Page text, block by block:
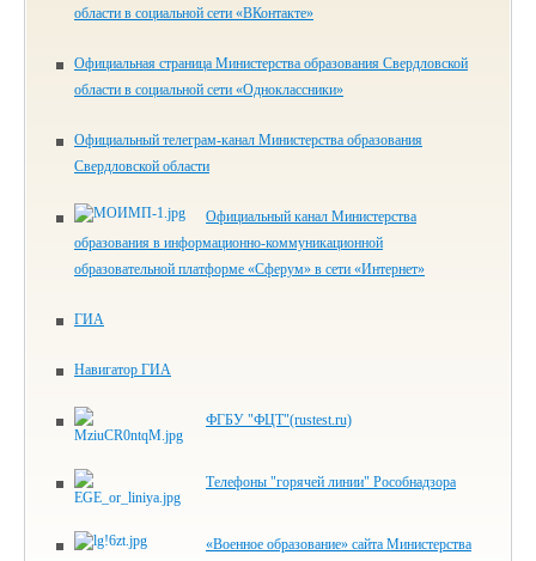
области в социальной сети «ВКонтакте»
Официальная страница Министерства образования Свердловской
области в социальной сети «Одноклассники»
Официальный телеграм-канал Министерства образования
Свердловской области
Официальный канал Министерства
образования в информационно-коммуникационной
образовательной платформе «Сферум» в сети «Интернет»
ГИА
Навигатор ГИА
ФГБУ "ФЦТ"(rustest.ru)
Телефоны "горячей линии" Рособнадзора
«Военное образование» сайта Министерства